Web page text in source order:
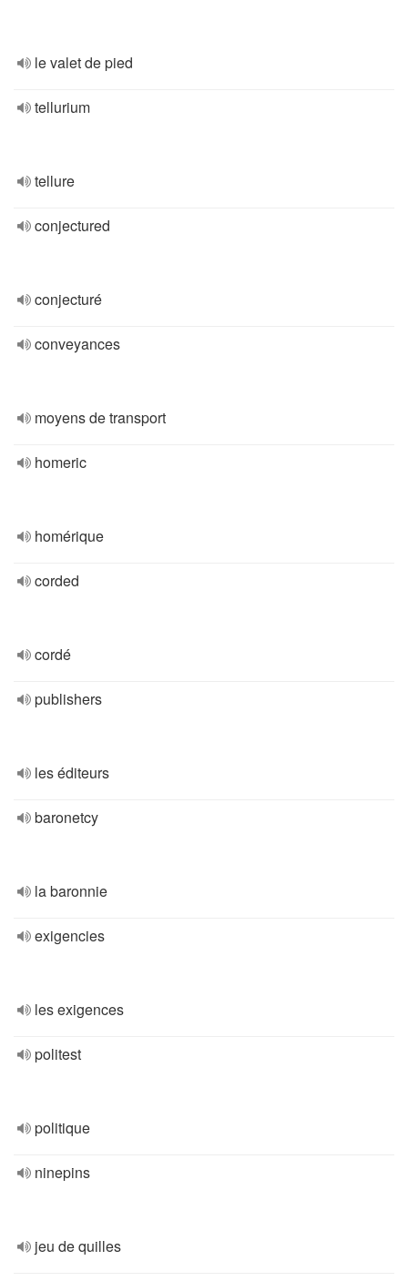
le valet de pied
tellurium
tellure
conjectured
conjecturé
conveyances
moyens de transport
homeric
homérique
corded
cordé
publishers
les éditeurs
baronetcy
la baronnie
exigencies
les exigences
politest
politique
ninepins
jeu de quilles